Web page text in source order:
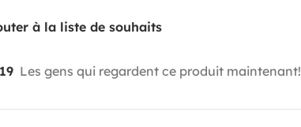
à la liste de souhaits
19 Les gens qui regardent ce produit maintenant!